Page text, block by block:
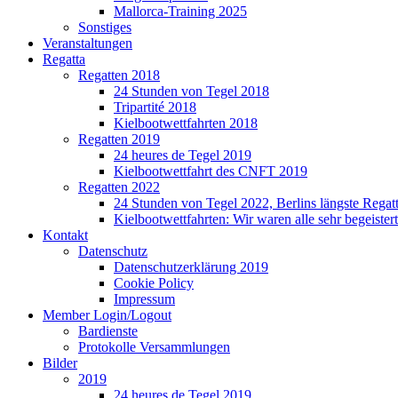
Mallorca-Training 2025
Sonstiges
Veranstaltungen
Regatta
Regatten 2018
24 Stunden von Tegel 2018
Tripartité 2018
Kielbootwettfahrten 2018
Regatten 2019
24 heures de Tegel 2019
Kielbootwettfahrt des CNFT 2019
Regatten 2022
24 Stunden von Tegel 2022, Berlins längste
Kielbootwettfahrten: Wir waren alle sehr begeistert
Kontakt
Datenschutz
Datenschutzerklärung 2019
Cookie Policy
Impressum
Member Login/Logout
Bardienste
Protokolle Versammlungen
Bilder
2019
24 heures de Tegel 2019